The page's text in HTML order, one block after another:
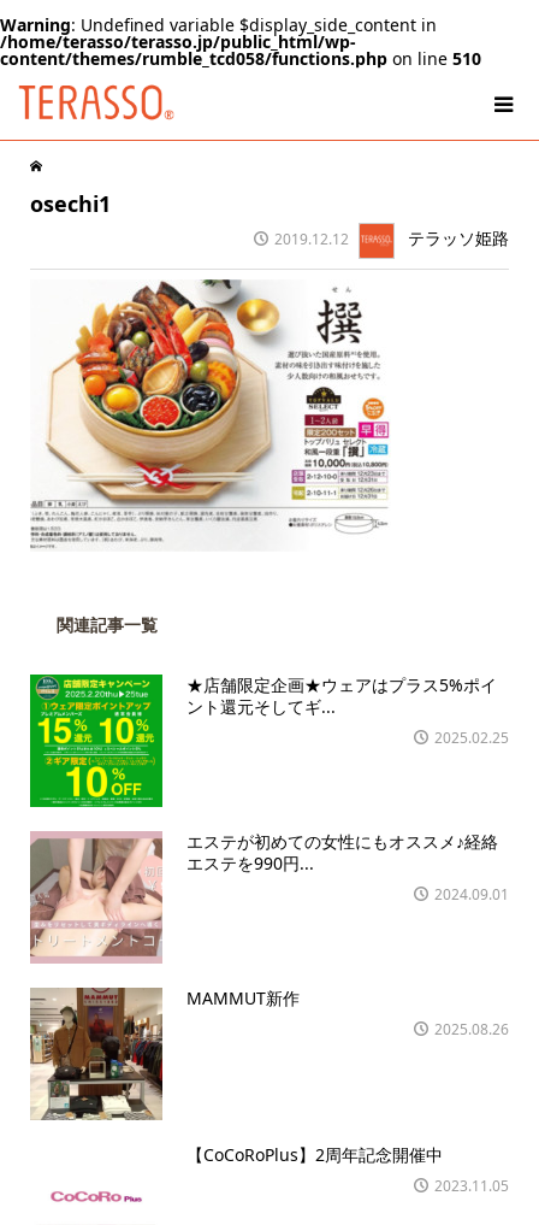
Warning: Undefined variable $display_side_content in
/home/terasso/terasso.jp/public_html/wp-
content/themes/rumble_tcd058/functions.php on line 510
osechi1
2019.12.12 テラッソ姫路
関連記事一覧
★店舗限定企画★ウェアはプラス5%ポイ
ント還元そしてギ...
2025.02.25
エステが初めての女性にもオススメ♪経絡
エステを990円...
2024.09.01
MAMMUT新作
2025.08.26
【CoCoRoPlus】2周年記念開催中
2023.11.05